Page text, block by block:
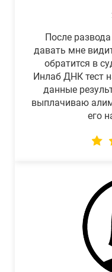
После
давать мне
обратится в
Инлаб ДНК тест
данные
выплачиваю
его